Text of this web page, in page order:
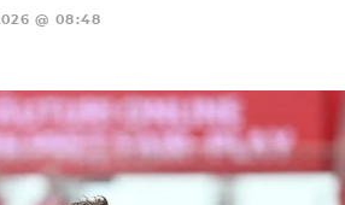
@ 08:48